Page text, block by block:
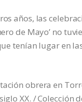
años, las
de Mayo’ no
tenían lugar en
obrera en
XX. / Colección